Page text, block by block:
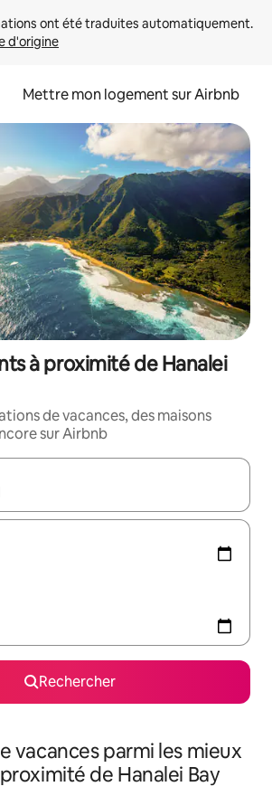
d'origine
Mettre mon logement sur Airbnb
à proximité de Hanalei
de vacances, des maisons
sur Airbnb
s'affichent, utilisez les flèches vers le
Rechercher
vacances parmi les mieux
de Hanalei Bay